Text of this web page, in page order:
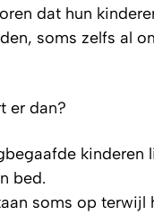
dat hun
soms zelfs al
er dan?
kinderen
bed.
soms op terwijl